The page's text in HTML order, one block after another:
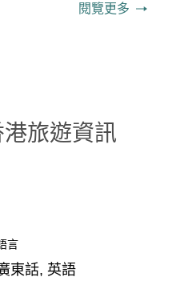
閱覽更多
港旅遊資訊
言
東話, 英語